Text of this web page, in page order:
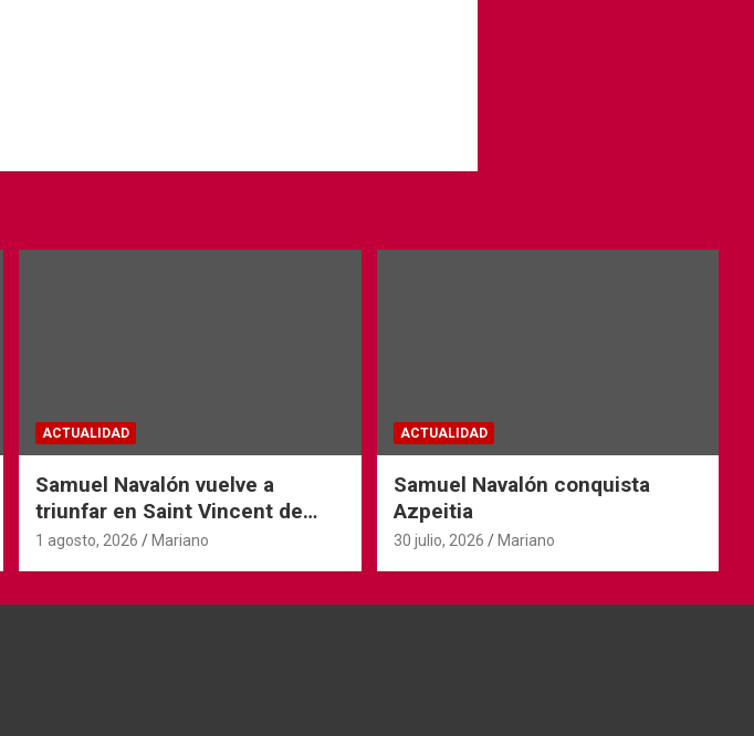
ACTUALIDAD
Samuel Navalón vuelve a
triunfar en Saint Vincent de
Tyrosse
1 agosto, 2026 Mariano
ACTUALIDAD
Samuel Navalón conquista
Azpeitia
30 julio, 2026 Mariano